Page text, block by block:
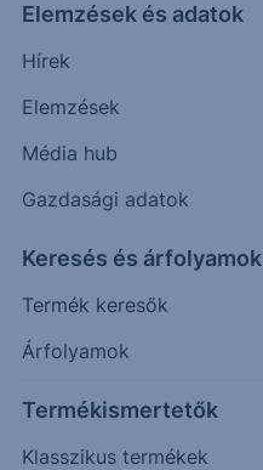
Elemzések és adatok
Hírek
Elemzések
Média hub
Gazdasági adatok
Keresés és árfolyamok
Termék keresők
Árfolyamok
Termékismertetők
Klasszikus termékek
Témák szerint
Keresés
212 találat cikkeink között